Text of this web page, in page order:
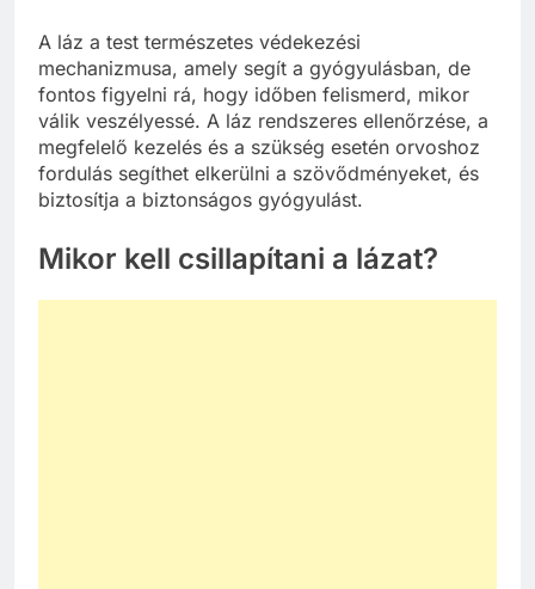
A láz a test természetes védekezési
mechanizmusa, amely segít a gyógyulásban, de
fontos figyelni rá, hogy időben felismerd, mikor
válik veszélyessé. A láz rendszeres ellenőrzése, a
megfelelő kezelés és a szükség esetén orvoshoz
fordulás segíthet elkerülni a szövődményeket, és
biztosítja a biztonságos gyógyulást.
Mikor kell csillapítani a lázat?